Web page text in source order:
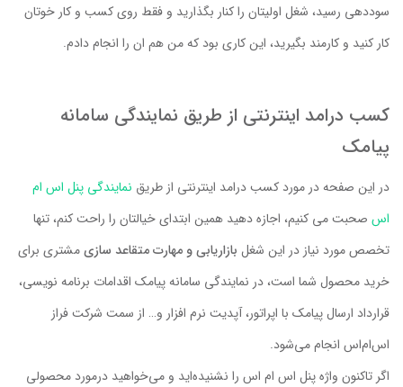
سوددهی رسید، شغل اولیتان را کنار بگذارید و فقط روی کسب و کار خوتان
کار کنید و کارمند بگیرید، این کاری بود که من هم ان را انجام دادم.
کسب درامد اینترنتی از طریق نمایندگی سامانه
پیامک
در این صفحه در مورد کسب درامد اینترنتی از طریق نمایندگی پنل اس ام
اس صحبت می کنیم، اجازه دهید همین ابتدای خیالتان را راحت کنم، تنها
تخصص مورد نیاز در این شغل بازاریابی و مهارت متقاعد سازیمشتری برای
خرید محصول شما است، در نمایندگی سامانه پیامک اقدامات برنامه نویسی،
قرارداد ارسال پیامک با اپراتور، آپدیت نرم افزار و… از سمت شرکت فراز
اس‌ام‌اس انجام می‌شود.
اگر تاکنون واژه پنل اس ام اس را نشنیده‌اید و می‌خواهید درمورد محصولی